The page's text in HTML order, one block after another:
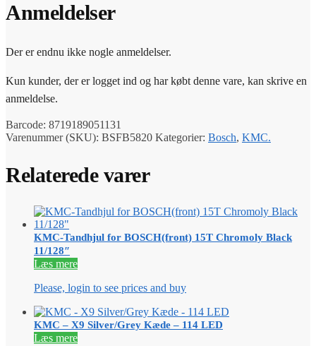
Anmeldelser
Der er endnu ikke nogle anmeldelser.
Kun kunder, der er logget ind og har købt denne vare, kan skrive en
anmeldelse.
Barcode: 8719189051131
Varenummer (SKU): BSFB5820 Kategorier: Bosch, KMC.
Relaterede varer
KMC-Tandhjul for BOSCH(front) 15T Chromoly Black
11/128″
Læs mere
Please, login to see prices and buy
KMC – X9 Silver/Grey Kæde – 114 LED
Læs mere